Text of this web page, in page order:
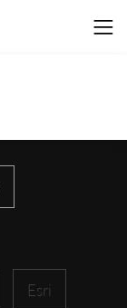
Esri